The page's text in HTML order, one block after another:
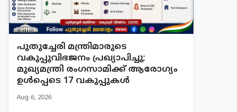
പുതുച്ചേരി മന്ത്രിമാരുടെ
വകുപ്പുവിഭജനം പ്രഖ്യാപിച്ചു;
മുഖ്യമന്ത്രി രംഗസാമിക്ക് ആരോഗ്യം
ഉൾപ്പെടെ 17 വകുപ്പുകൾ
Aug 6, 2026